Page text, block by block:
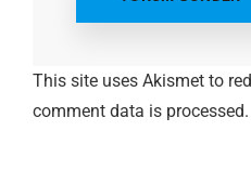
This site uses Akismet to
comment data is processed.